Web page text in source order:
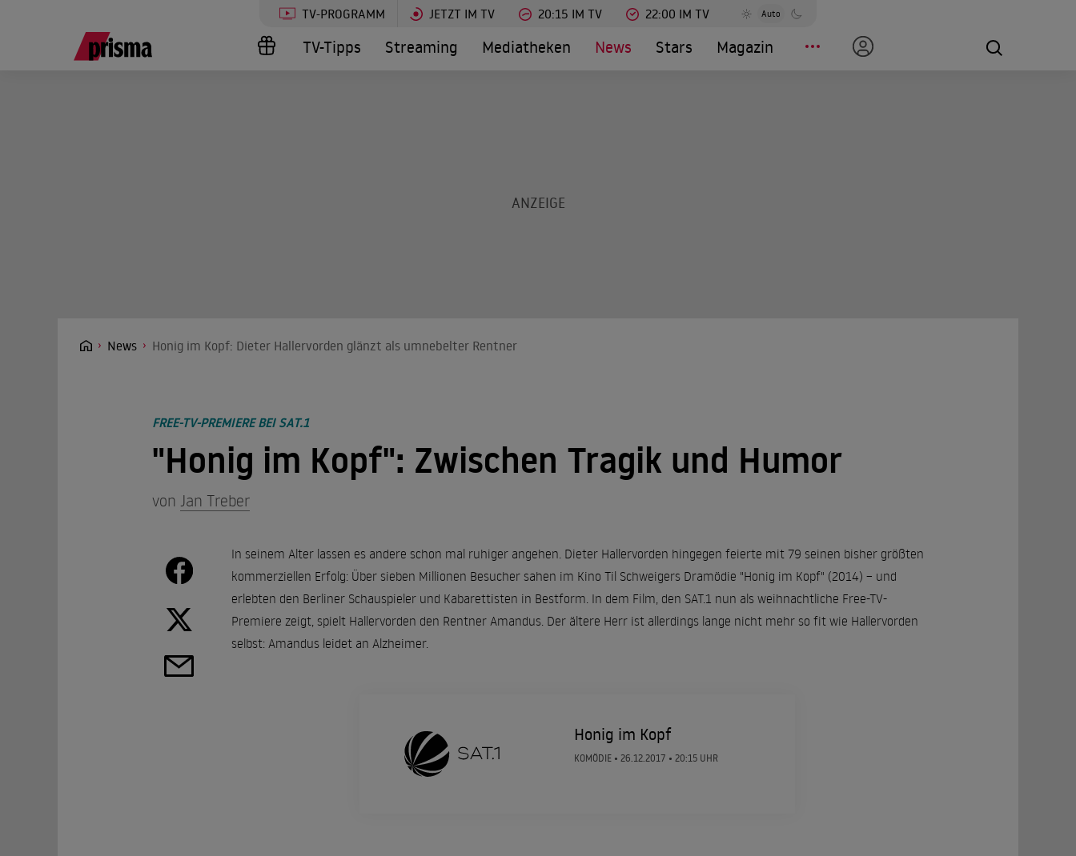
TV-PROGRAMM JETZT IM TV 20:15 IM TV 22:00 IM TV Auto
TV-Tipps Streaming Mediatheken News Stars Magazin
News Honig im Kopf: Dieter Hallervorden glänzt als umnebelter Rentner
FREE-TV-PREMIERE BEI SAT.1
"Honig im Kopf": Zwischen Tragik und Humor
von Jan Treber
In seinem Alter lassen es andere schon mal ruhiger angehen. Dieter Hallervorden hingegen feierte mit 79 seinen bisher größten
kommerziellen Erfolg: Über sieben Millionen Besucher sahen im Kino Til Schweigers Dramödie "Honig im Kopf" (2014) – und
erlebten den Berliner Schauspieler und Kabarettisten in Bestform. In dem Film, den SAT.1 nun als weihnachtliche Free-TV-
Premiere zeigt, spielt Hallervorden den Rentner Amandus. Der ältere Herr ist allerdings lange nicht mehr so fit wie Hallervorden
selbst: Amandus leidet an Alzheimer.
Honig im Kopf
KOMÖDIE • 26.12.2017 • 20:15 UHR